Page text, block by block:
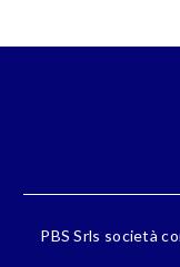
PBS Srls società